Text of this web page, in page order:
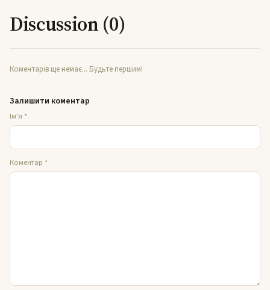
Discussion (0)
Коментарів ще немає... Будьте першим!
Залишити коментар
Ім'я *
Коментар *